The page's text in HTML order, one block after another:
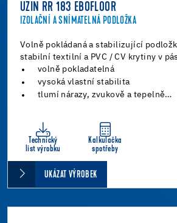
UZIN RR 183 EBOFLOOR
IZOLAČNÍ A SNÍMATELNÁ PODLOŽKA
Volně pokládaná a stabilizující
stabilní textilní a PVC / CV krytiny v
volně pokladatelná
vysoká vlastní stabilita
tlumí nárazy, zvukově a tepelně…
Technický
list výrobku
Kalkulačka
spotřeby
UKÁZAT VÝROBEK